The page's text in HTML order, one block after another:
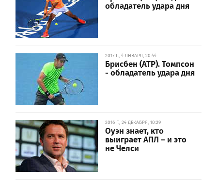
обладатель удара дня
2017 Г., 4 ЯНВАРЯ, 20:44
Брисбен (ATP). Томпсон
- обладатель удара дня
2016 Г., 24 ДЕКАБРЯ, 10:29
Оуэн знает, кто
выиграет АПЛ – и это
не Челси